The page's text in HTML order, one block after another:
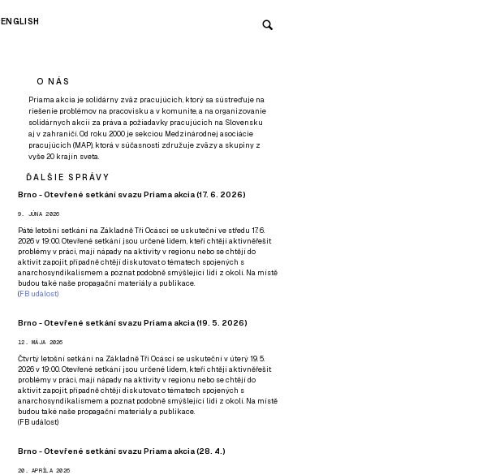
ENGLISH
O NÁS
Priama akcia je solidárny zväz pracujúcich, ktorý sa sústreďuje na
riešenie problémov na pracovisku a v komunite, a na organizovanie
solidárnych akcií za práva a požiadavky pracujúcich na Slovensku
aj v zahraničí. Od roku 2000 je sekciou Medzinárodnej asociácie
pracujúcich (MAP), ktorá v súčasnosti združuje zväzy a skupiny z
vyše 20 krajín sveta.
ĎALŠIE SPRÁVY
Brno - Otevřené setkání svazu Priama akcia (17. 6. 2026)
9. JÚNA 2026
Páté letošní setkání na Základně Tři Ocásci se uskuteční ve středu 17. 6.
2026 v 19:00. Otevřené setkání jsou určené lidem, kteří chtějí aktivněřešit
problémy v práci, mají nápady na aktivity v regionu nebo se chtějí do
aktivit zapojit, případně chtějí diskutovat o tématech spojených s
anarchosyndikalismem a poznat podobně smýšlející lidi z okolí. Na místě
budou také naše propagační materiály a publikace.
(FB událost)
Brno - Otevřené setkání svazu Priama akcia (19. 5. 2026)
12. MÁJA 2026
Čtvrtý letošní setkání na Základně Tři Ocásci se uskuteční v úterý 19. 5.
2026 v 19:00. Otevřené setkání jsou určené lidem, kteří chtějí aktivněřešit
problémy v práci, mají nápady na aktivity v regionu nebo se chtějí do
aktivit zapojit, případně chtějí diskutovat o tématech spojených s
anarchosyndikalismem a poznat podobně smýšlející lidi z okolí. Na místě
budou také naše propagační materiály a publikace.
(FB událost)
Brno - Otevřené setkání svazu Priama akcia (28. 4.)
20. APRÍLA 2026